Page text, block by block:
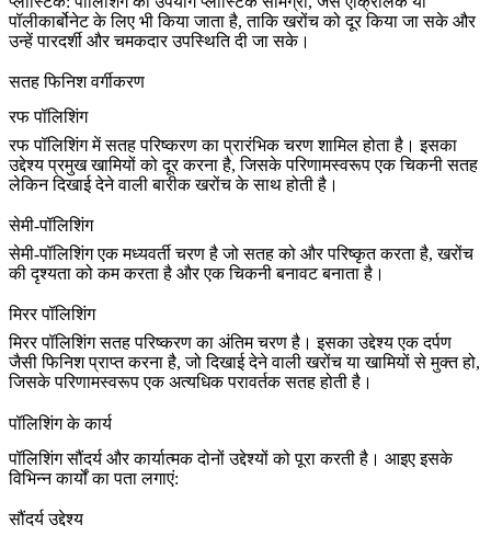
पॉलीकार्बोनेट के लिए भी किया जाता है, ताकि खरोंच को दूर किया जा सके और
उन्हें पारदर्शी और चमकदार उपस्थिति दी जा सके।
सतह फिनिश वर्गीकरण
रफ पॉलिशिंग
रफ पॉलिशिंग में सतह परिष्करण का प्रारंभिक चरण शामिल होता है। इसका
उद्देश्य प्रमुख खामियों को दूर करना है, जिसके परिणामस्वरूप एक चिकनी सतह
लेकिन दिखाई देने वाली बारीक खरोंच के साथ होती है।
सेमी-पॉलिशिंग
सेमी-पॉलिशिंग एक मध्यवर्ती चरण है जो सतह को और परिष्कृत करता है, खरोंच
की दृश्यता को कम करता है और एक चिकनी बनावट बनाता है।
मिरर पॉलिशिंग
मिरर पॉलिशिंग सतह परिष्करण का अंतिम चरण है। इसका उद्देश्य एक दर्पण
जैसी फिनिश प्राप्त करना है, जो दिखाई देने वाली खरोंच या खामियों से मुक्त हो,
जिसके परिणामस्वरूप एक अत्यधिक परावर्तक सतह होती है।
पॉलिशिंग के कार्य
पॉलिशिंग सौंदर्य और कार्यात्मक दोनों उद्देश्यों को पूरा करती है। आइए इसके
विभिन्न कार्यों का पता लगाएं:
सौंदर्य उद्देश्य